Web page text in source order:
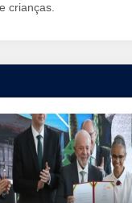
crianças.